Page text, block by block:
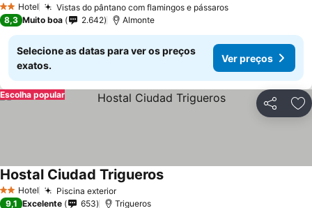
2 Estrelas
Hotel Vistas do pântano com flamingos e pássarosVer preços
8,3 Muito boa 2.642 Almonte
Selecione as datas para ver os preços
exatos.
Ver preços
Partilhar
Escolha popular
2 Estrelas
Hotel Piscina exteriorVer preços
Hostal Ciudad TriguerosVer preços
9,1 Excelente 653 Trigueros